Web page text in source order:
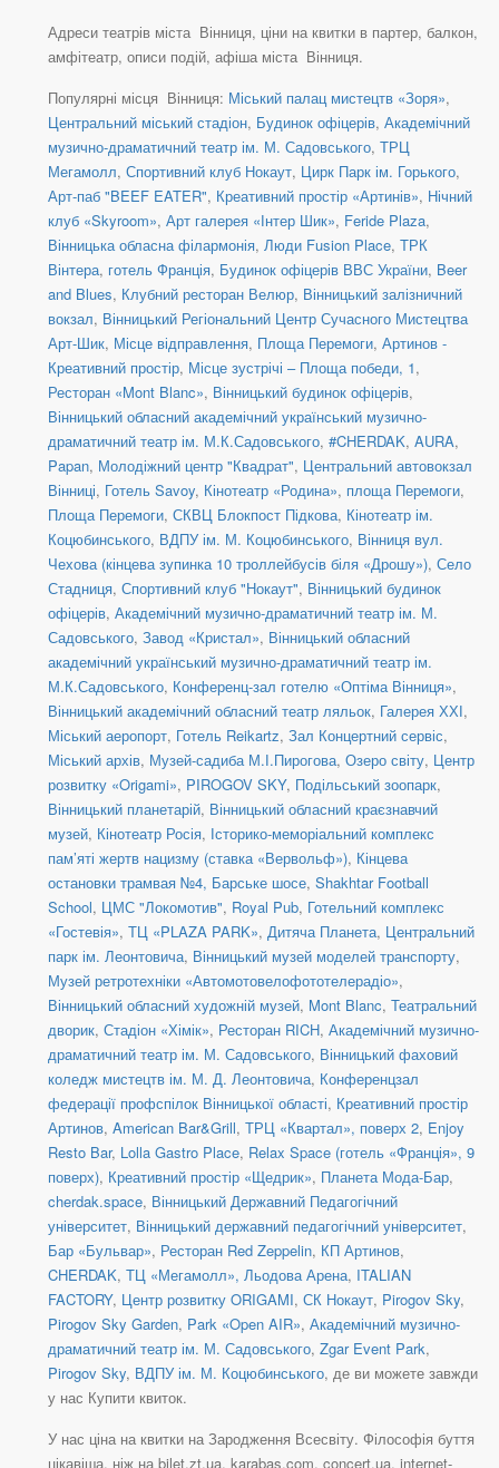
Адреси театрів міста Вінниця, ціни на квитки в партер, балкон,
амфітеатр, описи подій, афіша міста Вінниця.
Популярні місця Вінниця: Міський палац мистецтв «Зоря»,
Центральний міський стадіон, Будинок офіцерів, Академічний
музично-драматичний театр ім. М. Садовського, ТРЦ
Мегамолл, Спортивний клуб Нокаут, Цирк Парк ім. Горького,
Арт-паб "BEEF EATER", Креативний простір «Артинів», Нічний
клуб «Skyroom», Арт галерея «Інтер Шик», Feride Plaza,
Вінницька обласна філармонія, Люди Fusion Place, ТРК
Вінтера, готель Франція, Будинок офіцерів ВВС України, Beer
and Blues, Клубний ресторан Велюр, Вінницький залізничний
вокзал, Вінницький Регіональний Центр Сучасного Мистецтва
Арт-Шик, Місце відправлення, Площа Перемоги, Артинов -
Креативний простір, Місце зустрічі – Площа победи, 1,
Ресторан «Mont Blanc», Вінницький будинок офіцерів,
Вінницький обласний академічний український музично-
драматичний театр ім. М.К.Садовського, #CHERDAK, AURA,
Papan, Молодіжний центр "Квадрат", Центральний автовокзал
Вінниці, Готель Savoy, Кінотеатр «Родина», площа Перемоги,
Площа Перемоги, СКВЦ Блокпост Підкова, Кінотеатр ім.
Коцюбинського, ВДПУ ім. М. Коцюбинського, Вінниця вул.
Чехова (кінцева зупинка 10 троллейбусів біля «Дрошу»), Село
Стадниця, Спортивний клуб "Нокаут", Вінницький будинок
офіцерів, Академічний музично-драматичний театр ім. М.
Садовського, Завод «Кристал», Вінницький обласний
академічний український музично-драматичний театр ім.
М.К.Садовського, Конференц-зал готелю «Оптіма Вінниця»,
Вінницький академічний обласний театр ляльок, Галерея ХХІ,
Міський аеропорт, Готель Reikartz, Зал Концертний сервіс,
Міський архів, Музей-садиба М.І.Пирогова, Озеро світу, Центр
розвитку «Origami», PIROGOV SKY, Подільський зоопарк,
Вінницький планетарій, Вінницький обласний краєзнавчий
музей, Кінотеатр Росія, Історико-меморіальний комплекс
пам’яті жертв нацизму (ставка «Вервольф»), Кінцева
остановки трамвая №4, Барське шосе, Shakhtar Football
School, ЦМС "Локомотив", Royal Pub, Готельний комплекс
«Гостевія», ТЦ «PLAZA PARK», Дитяча Планета, Центральний
парк ім. Леонтовича, Вінницький музей моделей транспорту,
Музей ретротехніки «Автомотовелофототелерадіо»,
Вінницький обласний художній музей, Mont Blanc, Театральний
дворик, Стадіон «Хімік», Ресторан RICH, Академічний музично-
драматичний театр ім. М. Садовського, Вінницький фаховий
коледж мистецтв ім. М. Д. Леонтовича, Конференцзал
федерації профспілок Вінницької області, Креативний простір
Артинов, American Bar&Grill, ТРЦ «Квартал», поверх 2, Enjoy
Resto Bar, Lolla Gastro Place, Relax Space (готель «Франція», 9
поверх), Креативний простір «Щедрик», Планета Мода-Бар,
cherdak.space, Вінницький Державний Педагогічний
університет, Вінницький державний педагогічний університет,
Бар «Бульвар», Ресторан Red Zeppelin, КП Артинов,
CHERDAK, ТЦ «Мегамолл», Льодова Арена, ITALIAN
FACTORY, Центр розвитку ORIGAMI, СК Нокаут, Pirogov Sky,
Pirogov Sky Garden, Park «Open AIR», Академічний музично-
драматичний театр ім. М. Садовського, Zgar Event Park,
Pirogov Sky, ВДПУ ім. М. Коцюбинського, де ви можете завжди
у нас Купити квиток.
У нас ціна на квитки на Зародження Всесвіту. Філософія буття
цікавіша, ніж на bilet.zt.ua, karabas.com, concert.ua, internet-